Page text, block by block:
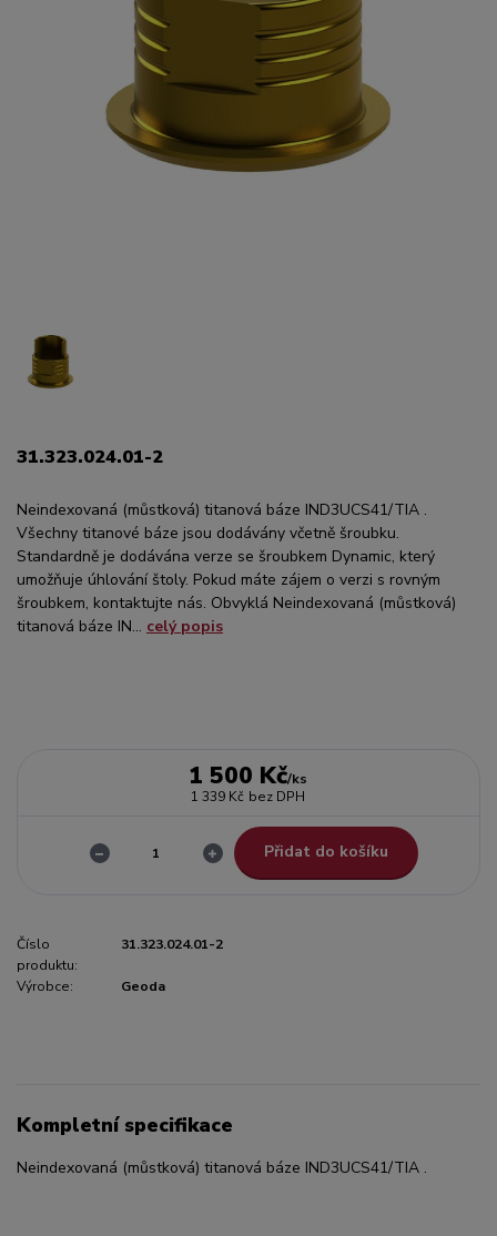
31.323.024.01-2
Neindexovaná (můstková) titanová báze IND3UCS41/TIA .
Všechny titanové báze jsou dodávány včetně šroubku.
Standardně je dodávána verze se šroubkem Dynamic, který
umožňuje úhlování štoly. Pokud máte zájem o verzi s rovným
šroubkem, kontaktujte nás. Obvyklá Neindexovaná (můstková)
titanová báze IN... celý popis
1 500 Kč/ks
1 339 Kč bez DPH
Přidat do košíku
Číslo
produktu:
31.323.024.01-2
Výrobce: Geoda
Kompletní specifikace
Neindexovaná (můstková) titanová báze IND3UCS41/TIA .